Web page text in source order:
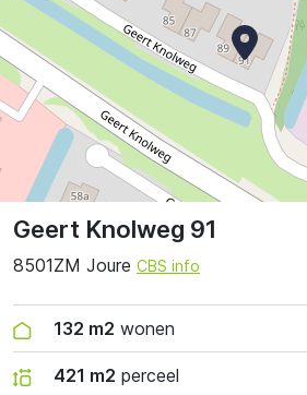
Geert Knolweg 91
8501ZM Joure CBS info
132 m2 wonen
421 m2 perceel